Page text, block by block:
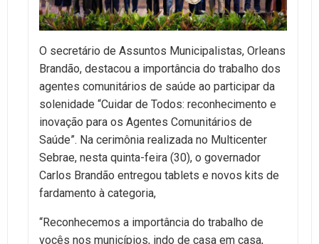
O secretário de Assuntos Municipalistas, Orleans
Brandão, destacou a importância do trabalho dos
agentes comunitários de saúde ao participar da
solenidade “Cuidar de Todos: reconhecimento e
inovação para os Agentes Comunitários de
Saúde”. Na cerimônia realizada no Multicenter
Sebrae, nesta quinta-feira (30), o governador
Carlos Brandão entregou tablets e novos kits de
fardamento à categoria,
“Reconhecemos a importância do trabalho de
vocês nos municípios, indo de casa em casa,